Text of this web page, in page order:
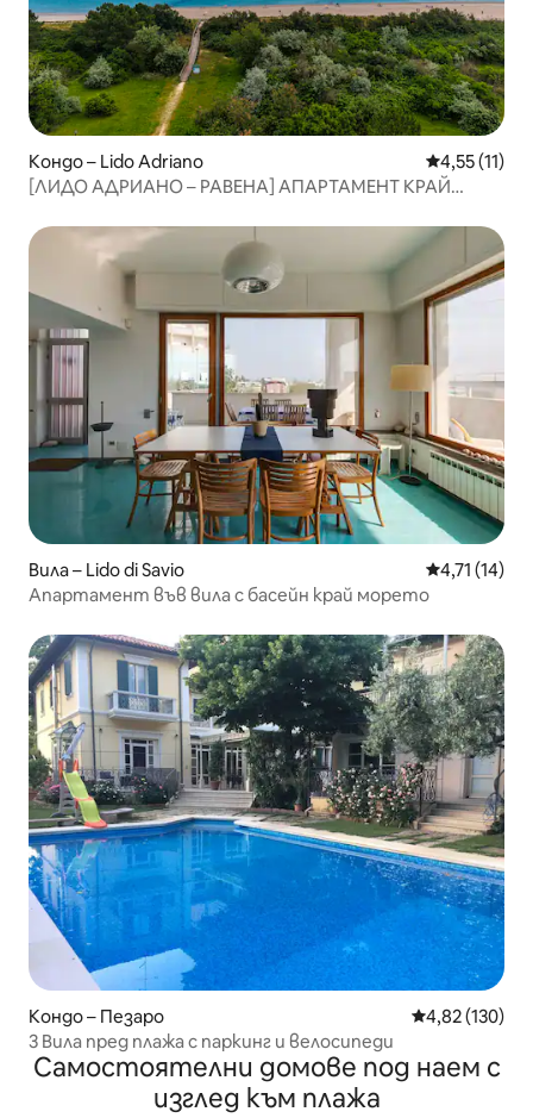
Кондо – Lido Adriano Средна
4,55 (11)
[ЛИДО АДРИАНО – РАВЕНА] АПАРТАМЕНТ КРАЙ
Вила – Lido di Savio Средна
4,71 (14)
Апартамент във вила с басейн край морето
Кондо – Пезаро Средна
4,82 (130)
3 Вилa пред плажа с паркинг и велосипеди
Самостоятелни домове под наем с
изглед към плажа